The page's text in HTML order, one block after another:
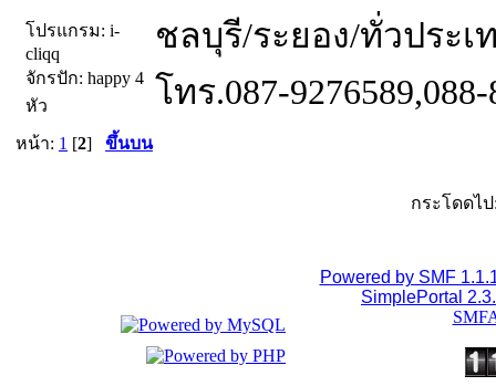
โปรแกรม: i-
cliqq
จักรปัก: happy 4
หัว
ชลบุรี/ระยอง/ทั่วประเ
โทร.087-
หน้า: 1 [2] ขึ้นบน
กระโดดไป
Powered by SMF
SimplePortal